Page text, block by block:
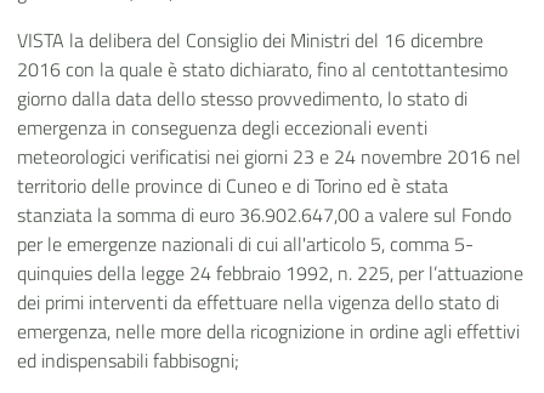
VISTA la delibera del Consiglio dei Ministri del 16 dicembre
2016 con la quale è stato dichiarato, fino al centottantesimo
giorno dalla data dello stesso provvedimento, lo stato di
emergenza in conseguenza degli eccezionali eventi
meteorologici verificatisi nei giorni 23 e 24 novembre 2016 nel
territorio delle province di Cuneo e di Torino ed è stata
stanziata la somma di euro 36.902.647,00 a valere sul Fondo
per le emergenze nazionali di cui all'articolo 5, comma 5-
quinquies della legge 24 febbraio 1992, n. 225, per l’attuazione
dei primi interventi da effettuare nella vigenza dello stato di
emergenza, nelle more della ricognizione in ordine agli effettivi
ed indispensabili fabbisogni;